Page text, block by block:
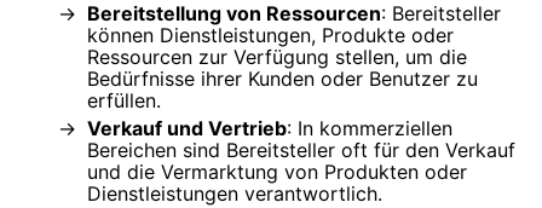
Bereitstellung von Ressourcen: Bereitsteller
können Dienstleistungen, Produkte oder
Ressourcen zur Verfügung stellen, um die
Bedürfnisse ihrer Kunden oder Benutzer zu
erfüllen.
Verkauf und Vertrieb: In kommerziellen
Bereichen sind Bereitsteller oft für den Verkauf
und die Vermarktung von Produkten oder
Dienstleistungen verantwortlich.